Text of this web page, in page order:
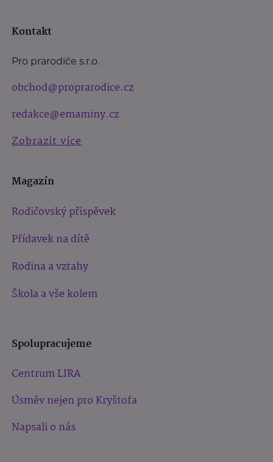
Kontakt
Pro prarodiče s.r.o.
obchod@proprarodice.cz
redakce@emaminy.cz
Zobrazit více
Magazín
Rodičovský příspěvek
Přídavek na dítě
Rodina a vztahy
Škola a vše kolem
Spolupracujeme
Centrum LIRA
Úsměv nejen pro Kryštofa
Napsali o nás